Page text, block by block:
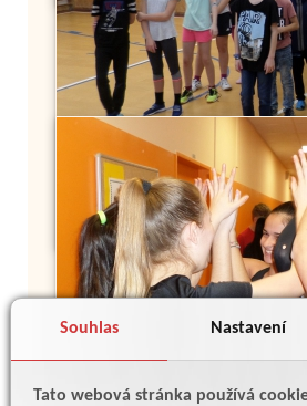
Souhlas Nastavení
Tato webová stránka používá